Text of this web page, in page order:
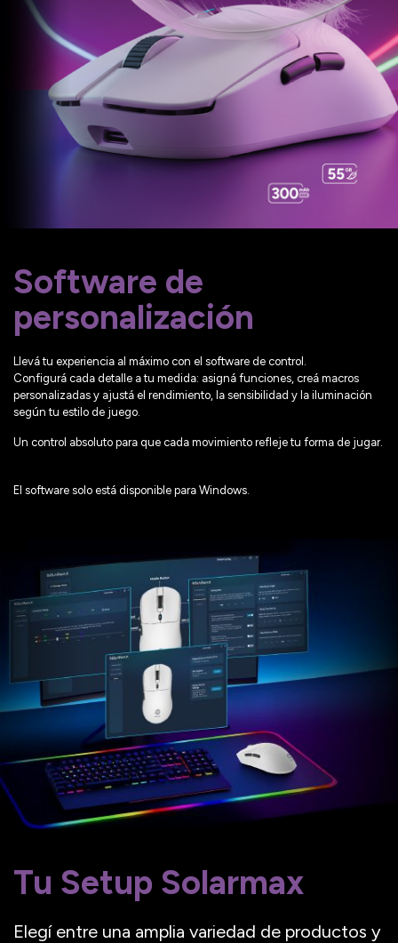
Software de
personalización
Llevá tu experiencia al máximo con el software de control.
Configurá cada detalle a tu medida: asigná funciones, creá macros
personalizadas y ajustá el rendimiento, la sensibilidad y la iluminación
según tu estilo de juego.
Un control absoluto para que cada movimiento refleje tu forma de jugar.
El software solo está disponible para Windows.
Tu Setup Solarmax
Elegí entre una amplia variedad de productos y